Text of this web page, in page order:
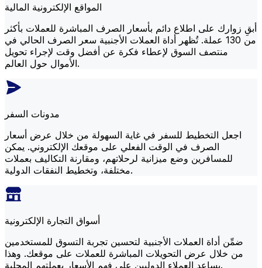
المواقع الإلكترونية المالية
أبقِ زوارك على اطلاع دائم بأسعار الصرف المباشرة للعملات بأكثر
من 130 عملة. تُظهر أداة العملات الأجنبية سعر الصرف الحالي في
منتصف السوق لإعطاء فكرة عن أفضل وقت لإجراء تحويل
الأموال حول العالم.
مدونات السفر
اجعل التخطيط للسفر في غاية السهولة من خلال عرض أسعار
الصرف في الوقت الفعلي على موقعك الإلكتروني. يمكن
للمسافرين وضع ميزانية لرحلاتهم، ومقارنة التكاليف بعملات
مختلفة، وتخطيط النفقات الدولية.
أسواق التجارة الإلكترونية
ضمِّن أداة العملات الأجنبية لتحسين تجربة التسوق للمستخدمين
من خلال عرض التحويلات المباشرة للعملات على موقعك. وهذا
يساعد العملاء الدوليين على فهم الأسعار بعملتهم المحلية.